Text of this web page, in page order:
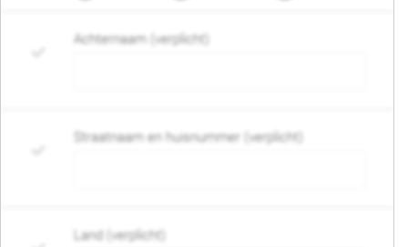
Achternaam (verplicht)
Straatnaam en huisnummer (verplicht)
Land (verplicht)